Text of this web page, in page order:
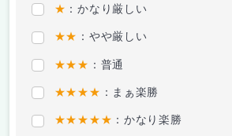
★ ：かなり厳しい
★★ ：やや厳しい
★★★ ：普通
★★★★ ：まぁ楽勝
★★★★★ ：かなり楽勝